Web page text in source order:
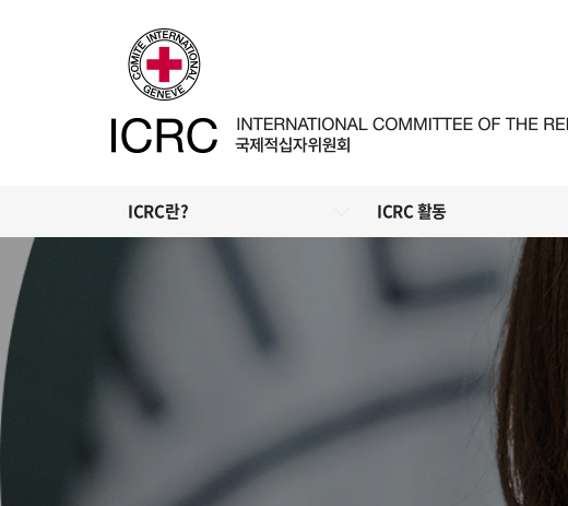
ICRC란? ICRC 활동